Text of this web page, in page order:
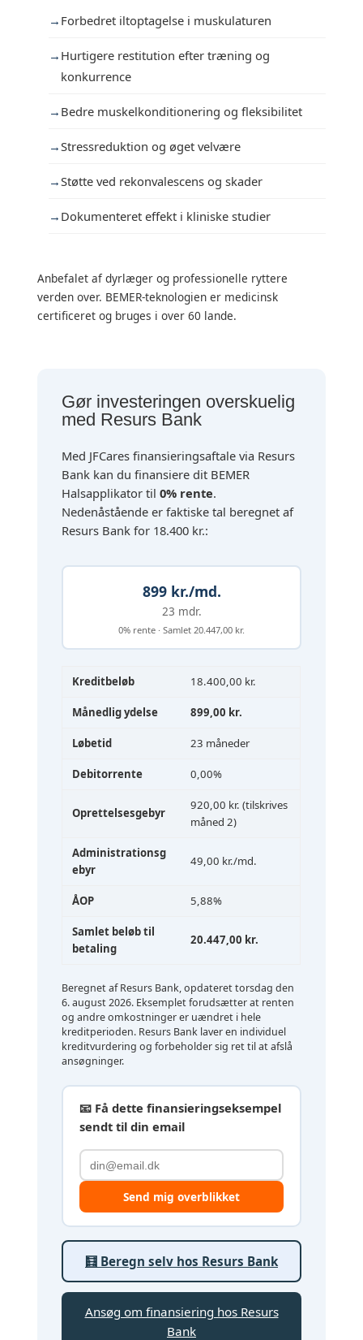
Forbedret iltoptagelse i muskulaturen
Hurtigere restitution efter træning og
konkurrence
Bedre muskelkonditionering og fleksibilitet
Stressreduktion og øget velvære
Støtte ved rekonvalescens og skader
Dokumenteret effekt i kliniske studier
Anbefalet af dyrlæger og professionelle ryttere
verden over. BEMER-teknologien er medicinsk
certificeret og bruges i over 60 lande.
Gør investeringen overskuelig
med Resurs Bank
Med JFCares finansieringsaftale via Resurs
Bank kan du finansiere dit BEMER
Halsapplikator til0% rente.
Nedenåstående er faktiske tal beregnet af
Resurs Bank for 18.400 kr.:
899 kr./md.
23 mdr.
0% rente · Samlet 20.447,00 kr.
Kreditbeløb 18.400,00 kr.
Månedlig ydelse 899,00 kr.
Løbetid 23 måneder
Debitorrente 0,00%
Oprettelsesgebyr
920,00 kr. (tilskrives
måned 2)
Administrationsg
ebyr
49,00 kr./md.
ÅOP 5,88%
Samlet beløb til
betaling
20.447,00 kr.
Beregnet af Resurs Bank, opdaterettorsdag den
6. august 2026. Eksemplet forudsætter at renten
og andre omkostninger er uændret i hele
kreditperioden. Resurs Bank laver en individuel
kreditvurdering og forbeholder sig ret til at afslå
ansøgninger.
📧 Få dette finansieringseksempel
sendt til din email
Send mig overblikket
🧮 Beregn selv hos Resurs Bank
Ansøg om finansiering hos Resurs
Bank